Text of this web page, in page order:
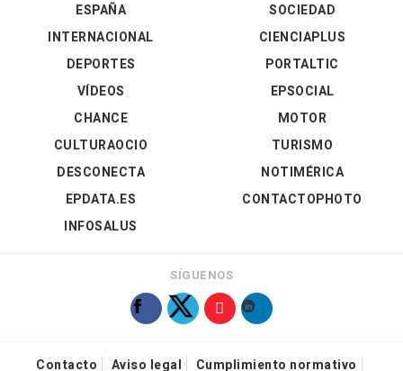
ESPAÑA
INTERNACIONAL
DEPORTES
VÍDEOS
SOCIEDAD
CIENCIAPLUS
PORTALTIC
EPSOCIAL
CHANCE
CULTURAOCIO
DESCONECTA
EPDATA.ES
INFOSALUS
MOTOR
TURISMO
NOTIMÉRICA
CONTACTOPHOTO
SÍGUENOS
Contacto Aviso legal Cumplimiento normativo